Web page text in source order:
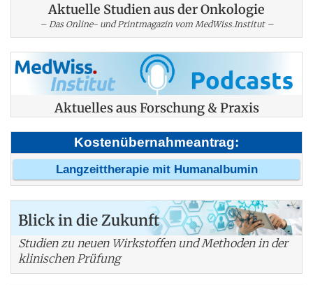
Aktuelle Studien aus der Onkologie
– Das Online- und Printmagazin vom MedWiss.Institut –
Aktuelles aus Forschung & Praxis
Kostenübernahmeantrag:
Langzeittherapie mit Humanalbumin
Blick in die Zukunft
Studien zu neuen Wirkstoffen und Methoden in der
klinischen Prüfung